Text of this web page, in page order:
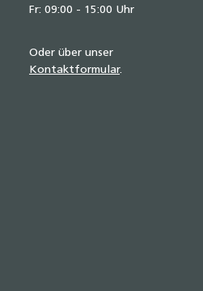
Fr: 09:00 - 15:00 Uhr
Oder über unser
Kontaktformular.